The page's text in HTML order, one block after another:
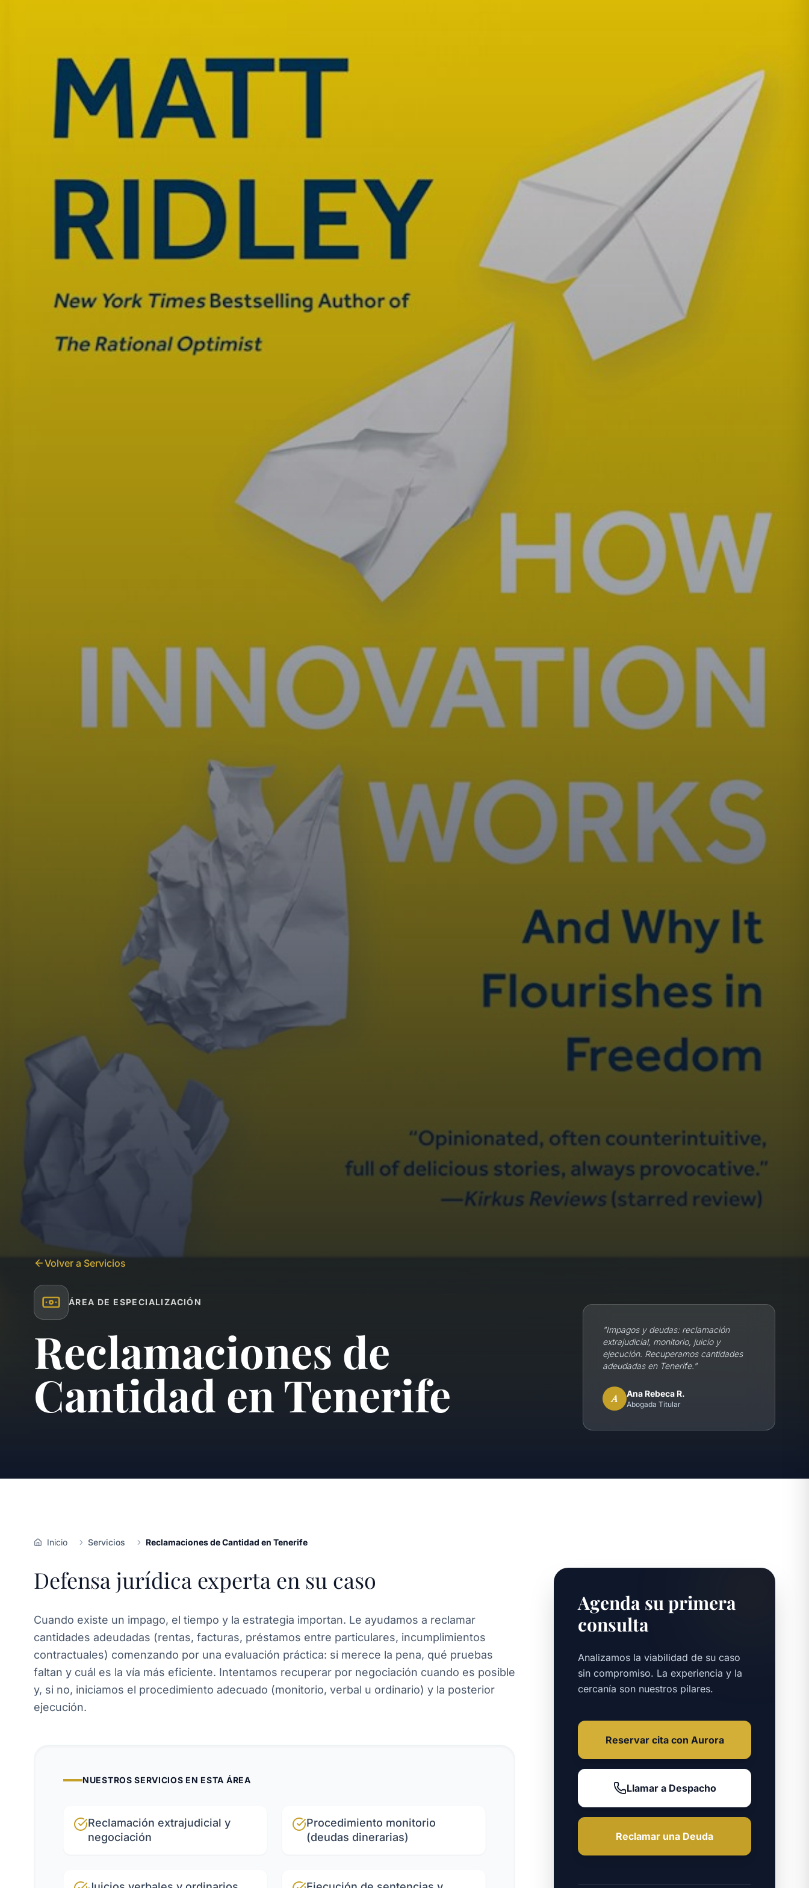
Volver a Servicios
ÁREA DE ESPECIALIZACIÓN
Reclamaciones de
Cantidad en Tenerife
"Impagos y deudas: reclamación
extrajudicial, monitorio, juicio y
ejecución. Recuperamos cantidades
adeudadas en Tenerife."
A Ana Rebeca R.
Abogada Titular
Inicio Servicios Reclamaciones de Cantidad en Tenerife
Defensa jurídica experta en su caso
Cuando existe un impago, el tiempo y la estrategia importan. Le ayudamos a reclamar
cantidades adeudadas (rentas, facturas, préstamos entre particulares, incumplimientos
contractuales) comenzando por una evaluación práctica: si merece la pena, qué pruebas
faltan y cuál es la vía más eficiente. Intentamos recuperar por negociación cuando es posible
y, si no, iniciamos el procedimiento adecuado (monitorio, verbal u ordinario) y la posterior
ejecución.
NUESTROS SERVICIOS EN ESTA ÁREA
Reclamación extrajudicial y
negociación
Procedimiento monitorio
(deudas dinerarias)
Agenda su primera
consulta
Analizamos la viabilidad de su caso
sin compromiso. La experiencia y la
cercanía son nuestros pilares.
Reservar cita con Aurora
Llamar a Despacho
Reclamar una Deuda